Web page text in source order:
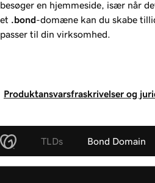
besøger en hjemmeside, især når
et .bond-domæne kan du skabe
passer til din virksomhed.
Produktansvarsfraskrivelser og
TLDs Bond Domain